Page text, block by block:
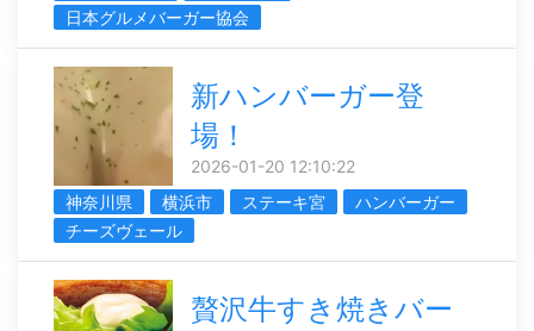
日本グルメバーガー協会
新ハンバーガー登
場！
2026-01-20 12:10:22
神奈川県
横浜市 ステーキ宮
ハンバーガー
チーズヴェール
贅沢牛すき焼きバー